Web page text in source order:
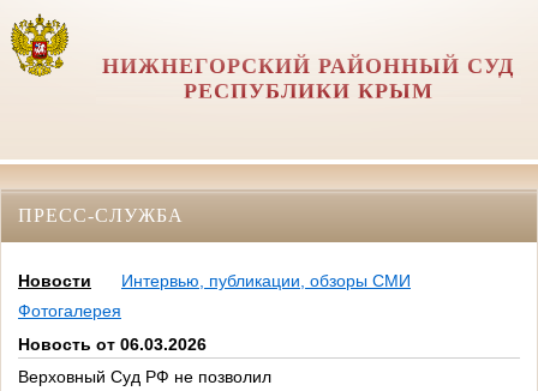
НИЖНЕГОРСКИЙ РАЙОННЫЙ СУД
РЕСПУБЛИКИ КРЫМ
ПРЕСС-СЛУЖБА
Новости
Интервью, публикации, обзоры СМИ
Фотогалерея
Новость от 06.03.2026
Верховный Суд РФ не позволил